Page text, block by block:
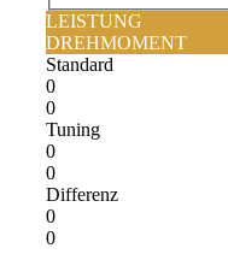
LEISTUNG
DREHMOMENT
Standard
0
0
Tuning
0
0
Differenz
0
0